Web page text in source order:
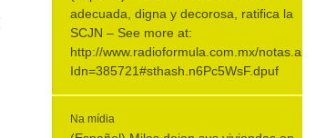
adecuada, digna y decorosa, ratifica la
SCJN – See more at:
http://www.radioformula.com.mx/notas.asp?
Idn=385721#sthash.n6Pc5WsF.dpuf
Na mídia